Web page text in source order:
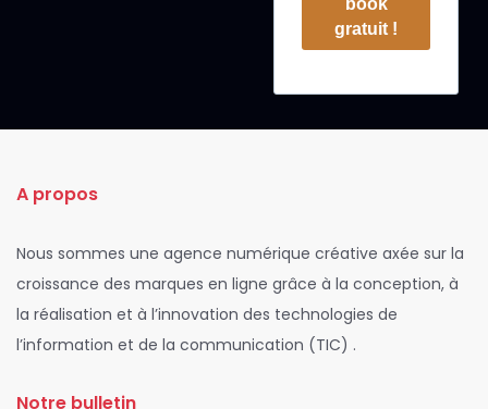
book
gratuit !
A propos
Nous sommes une agence numérique créative axée sur la
croissance des marques en ligne grâce à la conception, à
la réalisation et à l’innovation des technologies de
l’information et de la communication (TIC) .
Notre bulletin